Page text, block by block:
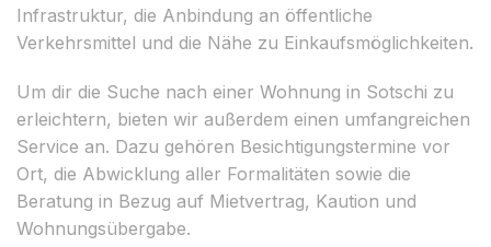
Infrastruktur, die Anbindung an öffentliche
Verkehrsmittel und die Nähe zu Einkaufsmöglichkeiten.
Um dir die Suche nach einer Wohnung in Sotschi zu
erleichtern, bieten wir außerdem einen umfangreichen
Service an. Dazu gehören Besichtigungstermine vor
Ort, die Abwicklung aller Formalitäten sowie die
Beratung in Bezug auf Mietvertrag, Kaution und
Wohnungsübergabe.